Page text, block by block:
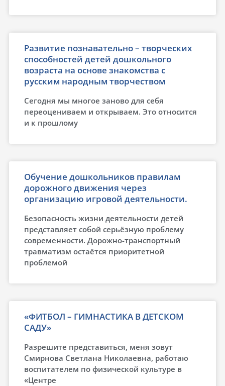
Развитие познавательно – творческих
способностей детей дошкольного
возраста на основе знакомства с
русским народным творчеством
Сегодня мы многое заново для себя
переоцениваем и открываем. Это относится
и к прошлому
Обучение дошкольников правилам
дорожного движения через
организацию игровой деятельности.
Безопасность жизни деятельности детей
представляет собой серьёзную проблему
современности. Дорожно-транспортный
травматизм остаётся приоритетной
проблемой
«ФИТБОЛ – ГИМНАСТИКА В ДЕТСКОМ
САДУ»
Разрешите представиться, меня зовут
Смирнова Светлана Николаевна, работаю
воспитателем по физической культуре в
«Центре